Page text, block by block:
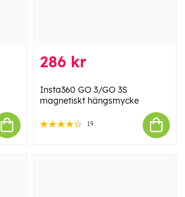
286 kr
Insta360 GO 3/GO 3S
magnetiskt hängsmycke
19